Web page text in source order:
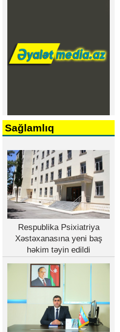
Sağlamlıq
Respublika Psixiatriya
Xəstəxanasına yeni baş
həkim təyin edildi